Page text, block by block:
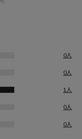
0人
0人
1人
0人
0人